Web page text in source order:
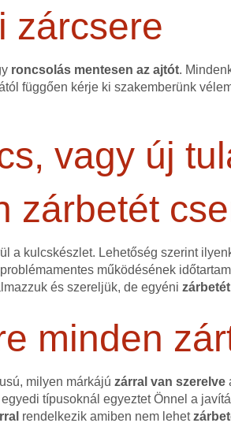
zárcsere
roncsolás mentesen az ajtót.
függően kérje ki szakemberünk
vagy új
zárbetét
a kulcskészlet. Lehetőség szerint
működésének
és szereljük, de egyéni
minden
milyen márkájúzárral van szerelve
típusoknál egyeztet Önnel a
rendelkezik amiben nem lehet